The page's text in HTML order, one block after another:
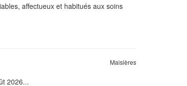
affectueux et habitués aux soins
Maisières
2026...